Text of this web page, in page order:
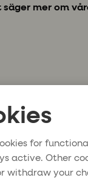
for
active. Other
withdraw your
säger mer om